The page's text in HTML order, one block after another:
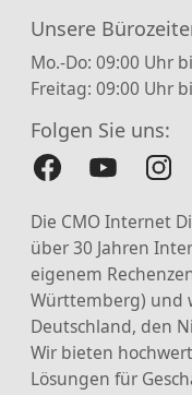
Unsere
Mo.-Do: 09:00 Uhr
Freitag: 09:00 Uhr
Folgen Sie uns:
Die CMO Internet
über 30 Jahren
eigenem
Württemberg) und
Deutschland, den
Wir bieten
Lösungen für